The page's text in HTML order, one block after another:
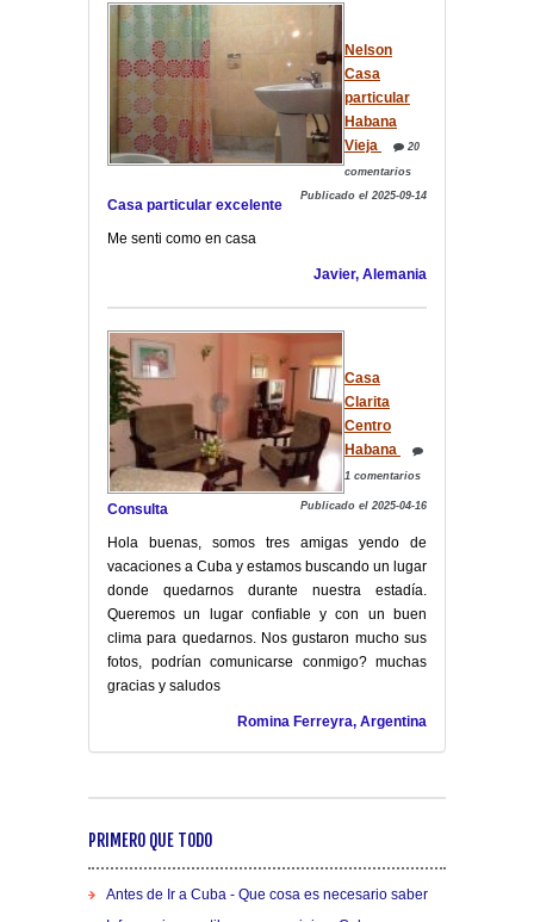
Nelson
Casa
particular
Habana
Vieja
20
comentarios
Publicado el 2025-09-14
Casa particular excelente
Me senti como en casa
Javier, Alemania
Casa
Clarita
Centro
Habana
1 comentarios
Publicado el 2025-04-16
Consulta
Hola buenas, somos tres amigas yendo de
vacaciones a Cuba y estamos buscando un lugar
donde quedarnos durante nuestra estadía.
Queremos un lugar confiable y con un buen
clima para quedarnos. Nos gustaron mucho sus
fotos, podrían comunicarse conmigo? muchas
gracias y saludos
Romina Ferreyra, Argentina
PRIMERO QUE TODO
Antes de Ir a Cuba - Que cosa es necesario saber